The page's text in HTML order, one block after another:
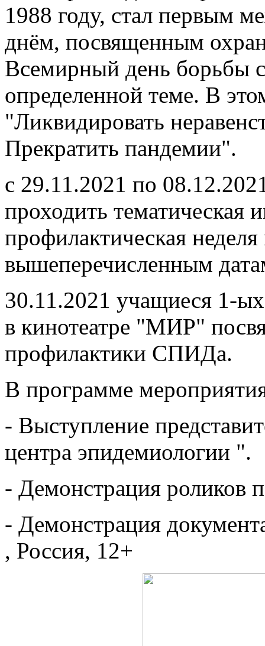
1988 году, стал первым
днём, посвященным
Всемирный день
определенной теме. В
"Ликвидировать
Прекратить пандемии".
с 29.11.2021 по
проходить тематическая
профилактическая
вышеперечисленным
30.11.2021 учащиеся 1-
в кинотеатре "МИР"
профилактики СПИДа.
В программе
- Выступление
центра эпидемиологии ".
- Демонстрация
- Демонстрация
, Россия, 12+